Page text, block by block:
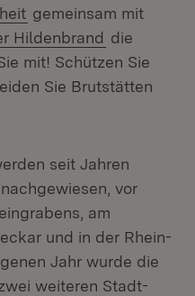
(Öffnet in neuem
gemeinsam mit
Hildenbrand die
mit! Schützen Sie
Sie Brutstätten
seit Jahren
vor
am
und in der Rhein-
Jahr wurde die
weiteren Stadt-